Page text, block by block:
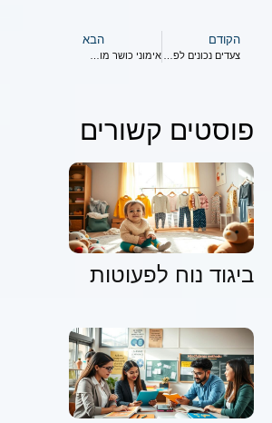
הקודם
צעדים נכונים לפיתוח מיומנויות מים
הבא
אימוני כושר מותאמים לפעוטות
פוסטים קשורים
ביגוד נוח לפעוטות